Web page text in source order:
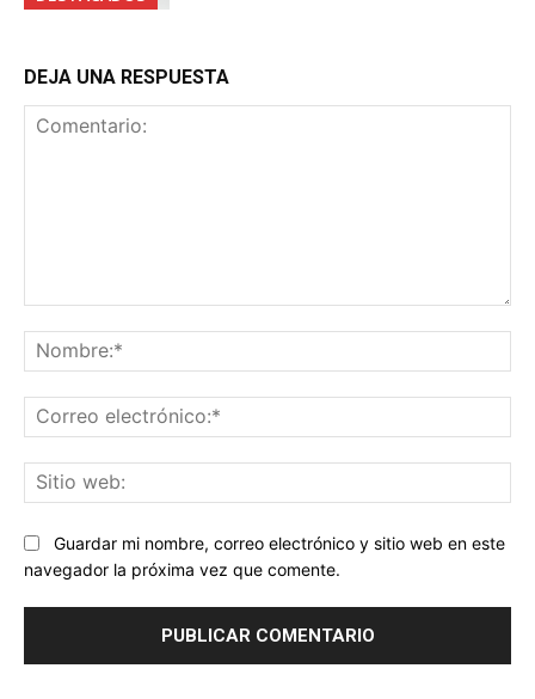
DEJA UNA RESPUESTA
Guardar mi nombre, correo electrónico y sitio web en este
navegador la próxima vez que comente.